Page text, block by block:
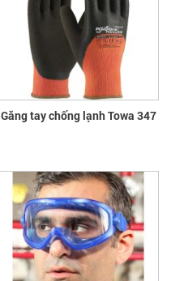
Găng tay chống lạnh Towa 347